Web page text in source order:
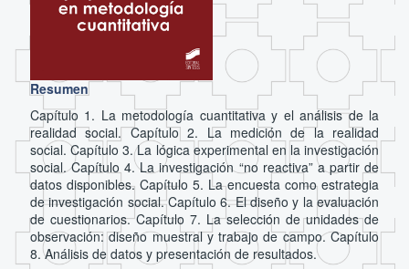
Resumen
Capítulo 1. La metodología cuantitativa y el análisis de la
realidad social. Capítulo 2. La medición de la realidad
social. Capítulo 3. La lógica experimental en la investigación
social. Capítulo 4. La investigación “no reactiva” a partir de
datos disponibles. Capítulo 5. La encuesta como estrategia
de investigación social. Capítulo 6. El diseño y la evaluación
de cuestionarios. Capítulo 7. La selección de unidades de
observación: diseño muestral y trabajo de campo. Capítulo
8. Análisis de datos y presentación de resultados.